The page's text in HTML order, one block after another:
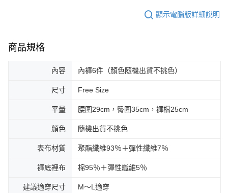
顯示電腦版詳細說明
商品規格
內容 內褲6件（顏色隨機出貨不挑色）
尺寸 Free Size
平量 腰圍29cm，臀圍35cm，褲檔25cm
顏色 隨機出貨不挑色
表布材質 聚酯纖維93％＋彈性纖維7％
褲底裡布 棉95％＋彈性纖維5％
建議適穿尺寸 M～L適穿